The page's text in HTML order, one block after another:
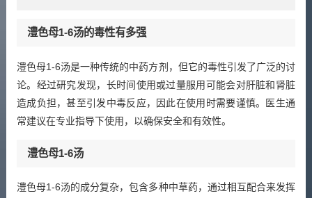
澧色母1-6汤的毒性有多强
澧色母1-6汤是一种传统的中药方剂，但它的毒性引发了广泛的讨
论。经过研究发现，长时间使用或过量服用可能会对肝脏和肾脏
造成负担，甚至引发中毒反应，因此在使用时需要谨慎。医生通
常建议在专业指导下使用，以确保安全和有效性。
澧色母1-6汤
澧色母1-6汤的成分复杂，包含多种中草药，通过相互配合来发挥